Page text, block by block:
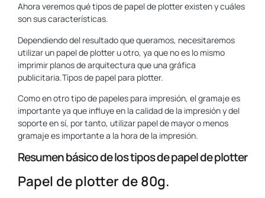
Ahora veremos qué tipos de papel de plotter existen y cuáles
son sus características.
Dependiendo del resultado que queramos, necesitaremos
utilizar un papel de plotter u otro, ya que no es lo mismo
imprimir planos de arquitectura que una gráfica
publicitaria.Tipos de papel para plotter.
Como en otro tipo de papeles para impresión, el gramaje es
importante ya que influye en la calidad de la impresión y del
soporte en sí, por tanto, utilizar papel de mayor o menos
gramaje es importante a la hora de la impresión.
Resumen básico de los tipos de papel de plotter
Papel de plotter de 80g.